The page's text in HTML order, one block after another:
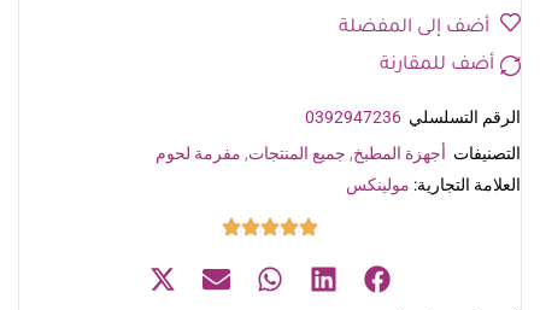
أضف إلى المفضلة
أضف للمقارنة
الرقم التسلسلي 0392947236
التصنيفات أجهزة المطبخ, جميع المنتجات, مفرمة لحوم
العلامة التجارية: مولينكس